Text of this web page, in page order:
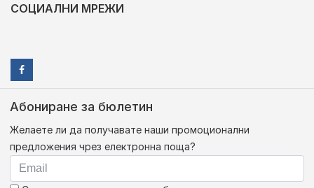
СОЦИАЛНИ МРЕЖИ
Абониране за бюлетин
Желаете ли да получавате наши промоционални
предложения чрез електронна поща?